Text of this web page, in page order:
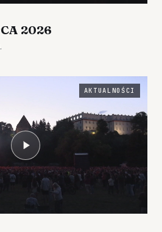
2026
AKTUALNOŚCI